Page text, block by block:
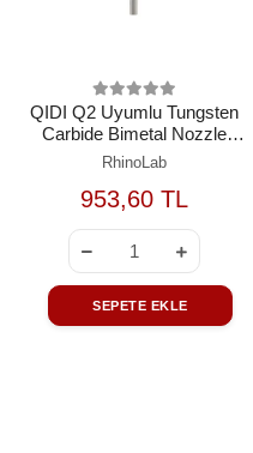
QIDI Q2 Uyumlu Tungsten
Carbide Bimetal Nozzle
0.8mm
RhinoLab
953,60 TL
SEPETE EKLE